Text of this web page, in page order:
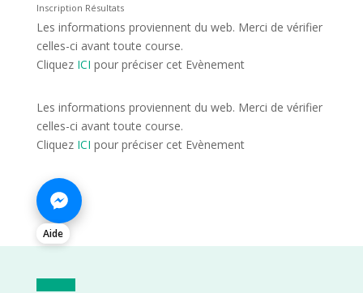
Inscription Résultats
Les informations proviennent du web. Merci de vérifier
celles-ci avant toute course.
Cliquez ICI pour préciser cet Evènement
Les informations proviennent du web. Merci de vérifier
celles-ci avant toute course.
Cliquez ICI pour préciser cet Evènement
Aide